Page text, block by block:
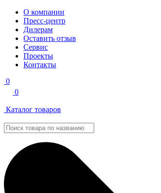
О компании
Пресс-центр
Дилерам
Оставить отзыв
Сервис
Проекты
Контакты
0
0
Каталог товаров